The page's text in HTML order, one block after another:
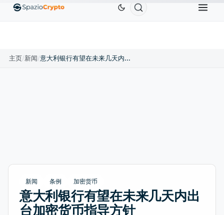
EthereumETHUS$1,880.58 TetherUSDT ↑0.00% BNB
主页/新闻/ 意大利银行有望在未来几天内出台加密货币指导方针
新闻 条例 加密货币
意大利银行有望在未来几天内出
台加密货币指导方针